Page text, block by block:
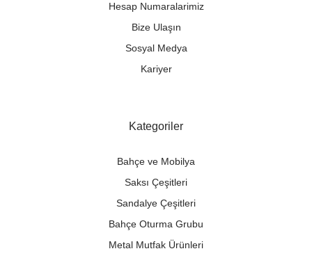
Hesap Numaralarimiz
Bize Ulaşın
Sosyal Medya
Kariyer
Kategoriler
Bahçe ve Mobilya
Saksı Çeşitleri
Sandalye Çeşitleri
Bahçe Oturma Grubu
Metal Mutfak Ürünleri